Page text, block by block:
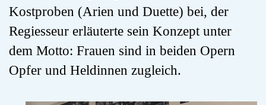
Kostproben (Arien und Duette) bei, der
Regiesseur erläuterte sein Konzept unter
dem Motto: Frauen sind in beiden Opern
Opfer und Heldinnen zugleich.